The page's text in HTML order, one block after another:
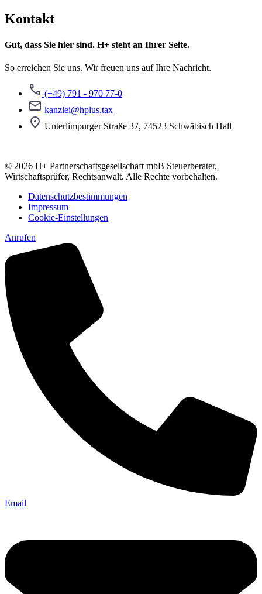
Kontakt
Gut, dass Sie hier sind. H+ steht an Ihrer Seite.
So erreichen Sie uns. Wir freuen uns auf Ihre Nachricht.
(+49) 791 - 970 77-0
kanzlei@hplus.tax
Unterlimpurger Straße 37, 74523 Schwäbisch Hall
© 2026 H+ Partnerschaftsgesellschaft mbB Steuerberater,
Wirtschaftsprüfer, Rechtsanwalt. Alle Rechte vorbehalten.
Datenschutzbestimmungen
Impressum
Cookie-Einstellungen
Anrufen
Email